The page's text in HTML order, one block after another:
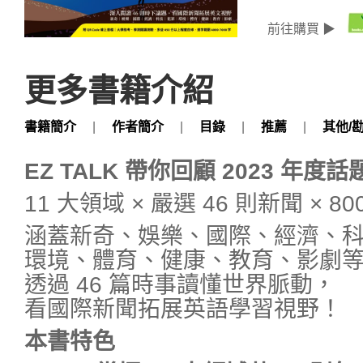
前往購買 ▶
更多書籍介紹
書籍簡介 作者簡介 目錄 推薦 其他/
EZ TALK 帶你回顧 2023 年度話
11 大領域 × 嚴選 46 則新聞 ×
涵蓋新奇、娛樂、國際、經濟、
環境、體育、健康、教育、影劇
透過 46 篇時事讀懂世界脈動，
看國際新聞拓展英語學習視野！
本書特色